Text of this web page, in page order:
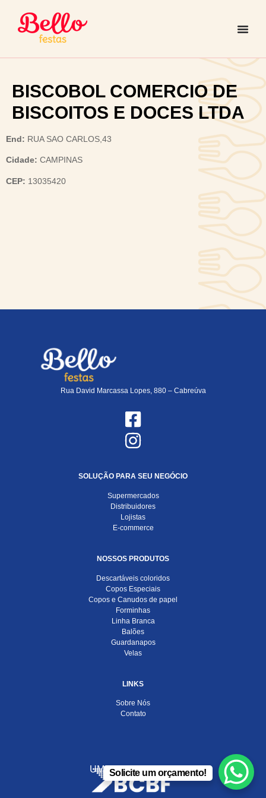
BISCOBOL COMERCIO DE
BISCOITOS E DOCES LTDA
End: RUA SAO CARLOS,43
Cidade: CAMPINAS
CEP: 13035420
Rua David Marcassa Lopes, 880 – Cabreúva
SOLUÇÃO PARA SEU NEGÓCIO
Supermercados
Distribuidores
Lojistas
E-commerce
NOSSOS PRODUTOS
Descartáveis coloridos
Copos Especiais
Copos e Canudos de papel
Forminhas
Linha Branca
Balões
Guardanapos
Velas
LINKS
Sobre Nós
Contato
UMA EMPRESA DO
Solicite um orçamento!